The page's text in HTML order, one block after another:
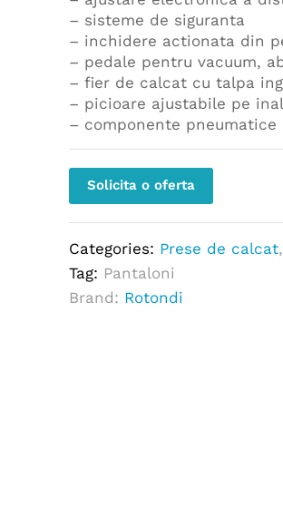
– sisteme de siguranta
– inchidere actionata din
– pedale pentru vacuum,
– fier de calcat cu talpa
– picioare ajustabile pe
– componente pneumatice
Solicita o oferta
Categories: Prese de calcat,
Tag: Pantaloni
Brand: Rotondi